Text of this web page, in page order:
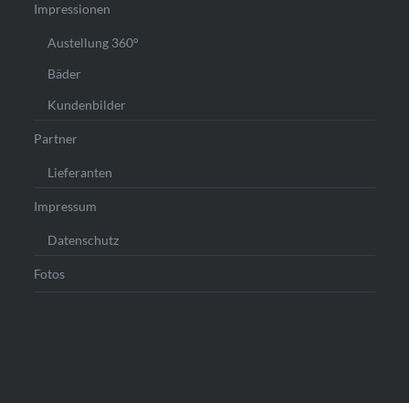
Impressionen
Austellung 360°
Bäder
Kundenbilder
Partner
Lieferanten
Impressum
Datenschutz
Fotos